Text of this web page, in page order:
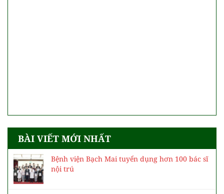
BÀI VIẾT MỚI NHẤT
Bệnh viện Bạch Mai tuyển dụng hơn 100 bác sĩ
nội trú